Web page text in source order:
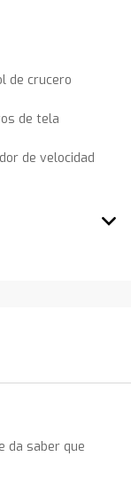
de crucero
de tela
de velocidad
da saber que